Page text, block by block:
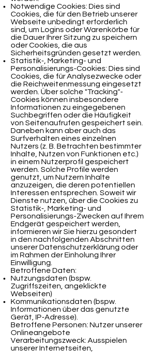
Notwendige Cookies: Dies sind
Cookies, die für den Betrieb unserer
Webseite unbedingt erforderlich
sind, um Logins oder Warenkörbe für
die Dauer Ihrer Sitzung zu speichern
oder Cookies, die aus
Sicherheitsgründen gesetzt werden.
Statistik-, Marketing- und
Personalisierungs-Cookies: Dies sind
Cookies, die für Analysezwecke oder
die Reichweitenmessung eingesetzt
werden. Über solche "Tracking"-
Cookies können insbesondere
Informationen zu eingegebenen
Suchbegriffen oder die Häufigkeit
von Seitenaufrufen gespeichert sein.
Daneben kann aber auch das
Surfverhalten eines einzelnen
Nutzers (z. B. Betrachten bestimmter
Inhalte, Nutzen von Funktionen etc.)
in einem Nutzerprofil gespeichert
werden. Solche Profile werden
genutzt, um Nutzern Inhalte
anzuzeigen, die deren potentiellen
Interessen entsprechen. Soweit wir
Dienste nutzen, über die Cookies zu
Statistik-, Marketing- und
Personalisierungs-Zwecken auf Ihrem
Endgerät gespeichert werden,
informieren wir Sie hierzu gesondert
in den nachfolgenden Abschnitten
unserer Datenschutzerklärung oder
im Rahmen der Einholung Ihrer
Einwilligung.
Betroffene Daten:
Nutzungsdaten (bspw.
Zugriffszeiten, angeklickte
Webseiten)
Kommunikationsdaten (bspw.
Informationen über das genutzte
Gerät, IP-Adresse).
Betroffene Personen: Nutzer unserer
Onlineangebote
Verarbeitungszweck: Ausspielen
unserer Internetseiten,